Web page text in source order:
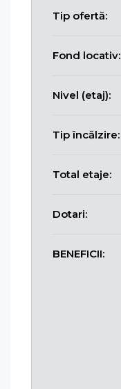
Tip ofertă:
Fond locativ:
Nivel (etaj):
Tip încălzire:
Total etaje:
Dotari:
BENEFICII: